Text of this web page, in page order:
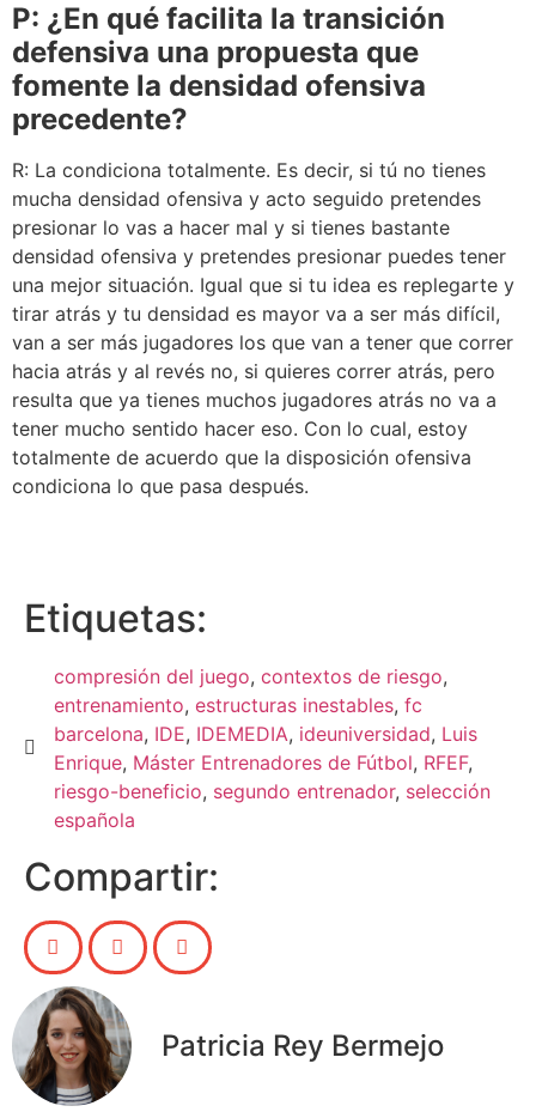
P: ¿En qué facilita la transición
defensiva una propuesta que
fomente la densidad ofensiva
precedente?
R: La condiciona totalmente. Es decir, si tú no tienes
mucha densidad ofensiva y acto seguido pretendes
presionar lo vas a hacer mal y si tienes bastante
densidad ofensiva y pretendes presionar puedes tener
una mejor situación. Igual que si tu idea es replegarte y
tirar atrás y tu densidad es mayor va a ser más difícil,
van a ser más jugadores los que van a tener que correr
hacia atrás y al revés no, si quieres correr atrás, pero
resulta que ya tienes muchos jugadores atrás no va a
tener mucho sentido hacer eso. Con lo cual, estoy
totalmente de acuerdo que la disposición ofensiva
condiciona lo que pasa después.
Etiquetas:
compresión del juego, contextos de riesgo,
entrenamiento, estructuras inestables, fc
barcelona, IDE, IDEMEDIA, ideuniversidad, Luis
Enrique, Máster Entrenadores de Fútbol, RFEF,
riesgo-beneficio, segundo entrenador, selección
española
Compartir:
Patricia Rey Bermejo